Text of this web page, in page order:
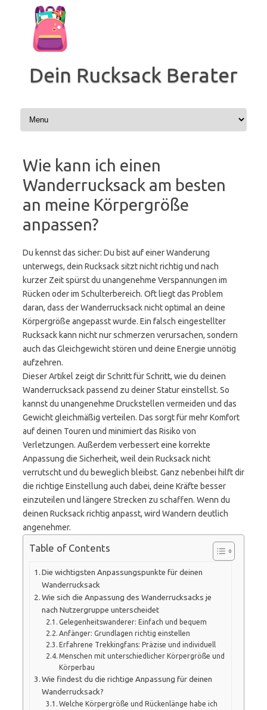
springen
Dein Rucksack Berater
Wie kann ich einen
Wanderrucksack am besten
an meine Körpergröße
anpassen?
Du kennst das sicher: Du bist auf einer Wanderung
unterwegs, dein Rucksack sitzt nicht richtig und nach
kurzer Zeit spürst du unangenehme Verspannungen im
Rücken oder im Schulterbereich. Oft liegt das Problem
daran, dass der Wanderrucksack nicht optimal an deine
Körpergröße angepasst wurde. Ein falsch eingestellter
Rucksack kann nicht nur schmerzen verursachen, sondern
auch das Gleichgewicht stören und deine Energie unnötig
aufzehren.
Dieser Artikel zeigt dir Schritt für Schritt, wie du deinen
Wanderrucksack passend zu deiner Statur einstellst. So
kannst du unangenehme Druckstellen vermeiden und das
Gewicht gleichmäßig verteilen. Das sorgt für mehr Komfort
auf deinen Touren und minimiert das Risiko von
Verletzungen. Außerdem verbessert eine korrekte
Anpassung die Sicherheit, weil dein Rucksack nicht
verrutscht und du beweglich bleibst. Ganz nebenbei hilft dir
die richtige Einstellung auch dabei, deine Kräfte besser
einzuteilen und längere Strecken zu schaffen. Wenn du
deinen Rucksack richtig anpasst, wird Wandern deutlich
angenehmer.
Table of Contents
Die wichtigsten Anpassungspunkte für deinen
Wanderrucksack
Wie sich die Anpassung des Wanderrucksacks je
nach Nutzergruppe unterscheidet
Gelegenheitswanderer: Einfach und bequem
Anfänger: Grundlagen richtig einstellen
Erfahrene Trekkingfans: Präzise und individuell
Menschen mit unterschiedlicher Körpergröße und
Körperbau
Wie findest du die richtige Anpassung für deinen
Wanderrucksack?
Welche Körpergröße und Rückenlänge habe ich